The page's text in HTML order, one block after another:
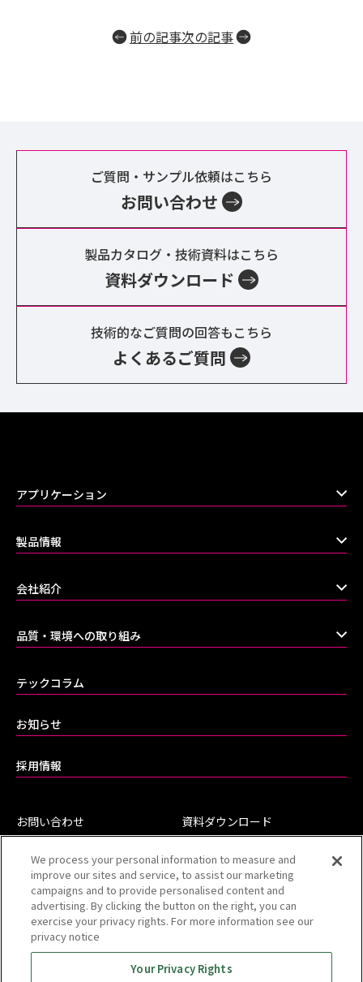
前の記事次の記事
ご質問・サンプル依頼はこちら
お問い合わせ
製品カタログ・技術資料はこちら
資料ダウンロード
技術的なご質問の回答もこちら
よくあるご質問
アプリケーション
製品情報
会社紹介
品質・環境への取り組み
テックコラム
お知らせ
採用情報
お問い合わせ
資料ダウンロード
よくあるご質問（FAQ）
We process your personal information to measure and
improve our sites and service, to assist our marketing
campaigns and to provide personalised content and
advertising. By clicking the button on the right, you can
exercise your privacy rights. For more information see our
privacy notice
Your Privacy Rights